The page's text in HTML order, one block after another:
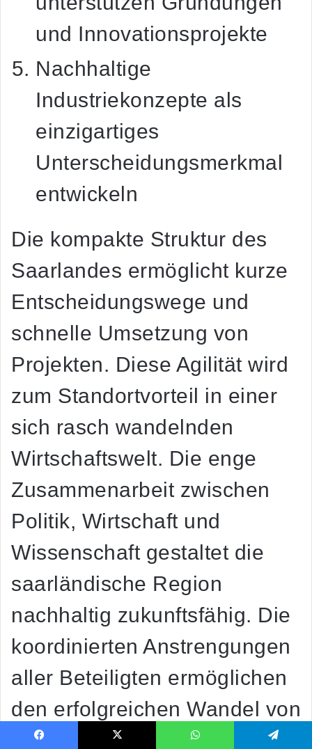
und Innovationsprojekte
Nachhaltige
Industriekonzepte als
einzigartiges
Unterscheidungsmerkmal
entwickeln
Die kompakte Struktur des
Saarlandes ermöglicht kurze
Entscheidungswege und
schnelle Umsetzung von
Projekten. Diese Agilität wird
zum Standortvorteil in einer
sich rasch wandelnden
Wirtschaftswelt. Die enge
Zusammenarbeit zwischen
Politik, Wirtschaft und
Wissenschaft gestaltet die
saarländische Region
nachhaltig zukunftsfähig. Die
koordinierten Anstrengungen
aller Beteiligten ermöglichen
den erfolgreichen Wandel von
der Montanindustrie zur